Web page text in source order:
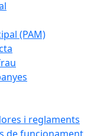
(PAM)
i reglaments